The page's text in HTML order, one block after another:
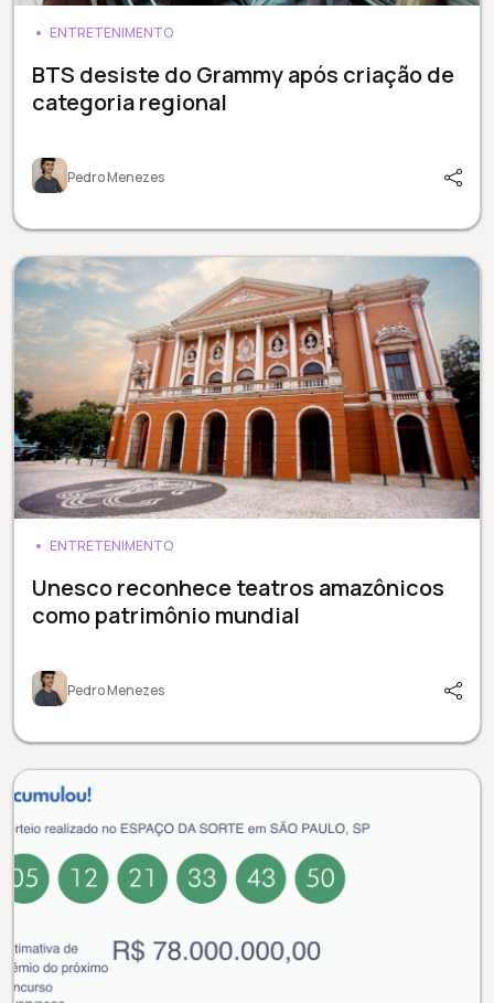
ENTRETENIMENTO
BTS desiste do Grammy após criação de
categoria regional
Pedro Menezes
ENTRETENIMENTO
Unesco reconhece teatros amazônicos
como patrimônio mundial
Pedro Menezes